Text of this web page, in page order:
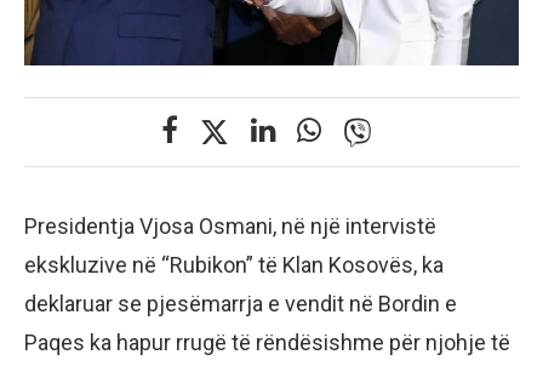
Presidentja Vjosa Osmani, në një intervistë
ekskluzive në “Rubikon” të Klan Kosovës, ka
deklaruar se pjesëmarrja e vendit në Bordin e
Paqes ka hapur rrugë të rëndësishme për njohje të